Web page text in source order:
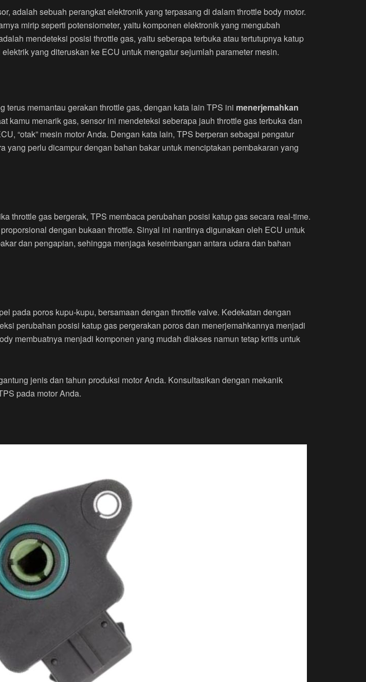
adalah sebuah perangkat elektronik yang terpasang di dalam throttle body motor.
mirip seperti potensiometer, yaitu komponen elektronik yang mengubah
mendeteksi posisi throttle gas, yaitu seberapa terbuka atau tertutupnya katup
yang diteruskan ke ECU untuk mengatur sejumlah parameter mesin.
memantau gerakan throttle gas, dengan kata lain TPS ini menerjemahkan
kamu menarik gas, sensor ini mendeteksi seberapa jauh throttle gas terbuka dan
“otak” mesin motor Anda. Dengan kata lain, TPS berperan sebagai pengatur
perlu dicampur dengan bahan bakar untuk menciptakan pembakaran yang
throttle gas bergerak, TPS membaca perubahan posisi katup gas secara real-time.
dengan bukaan throttle. Sinyal ini nantinya digunakan oleh ECU untuk
dan pengapian, sehingga menjaga keseimbangan antara udara dan bahan
pada poros kupu-kupu, bersamaan dengan throttle valve. Kedekatan dengan
perubahan posisi katup gas pergerakan poros dan menerjemahkannya menjadi
membuatnya menjadi komponen yang mudah diakses namun tetap kritis untuk
jenis dan tahun produksi motor Anda. Konsultasikan dengan mekanik
pada motor Anda.